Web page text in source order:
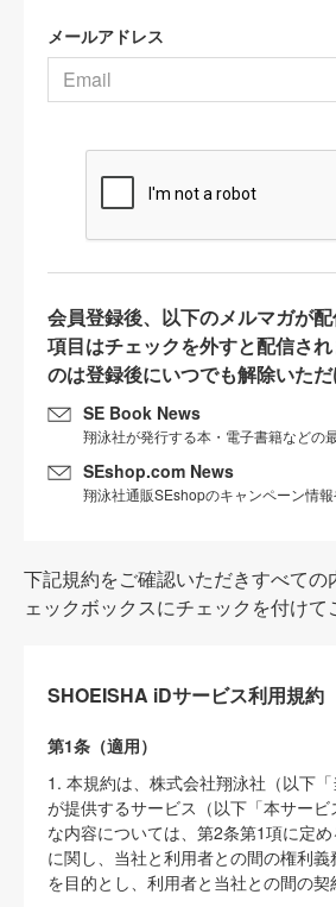
メールアドレス
会員登録後、以下のメルマガが
項目はチェックを外すと配信さ
のは登録後にいつでも解除いただ
SE Book News
翔泳社が発行する本・電子書籍などの
SEshop.com News
翔泳社通販SEshopのキャンペーン情
下記規約をご確認いただきすべての
ェックボックスにチェックを付けて
SHOEISHA iDサービス利用規約
第1条（適用）
1. 本規約は、株式会社翔泳社（以下「
が提供するサービス（以下「本サー
な内容については、第2条第1項に定め
に関し、当社と利用者との間の権利義
を目的とし、利用者と当社との間の契